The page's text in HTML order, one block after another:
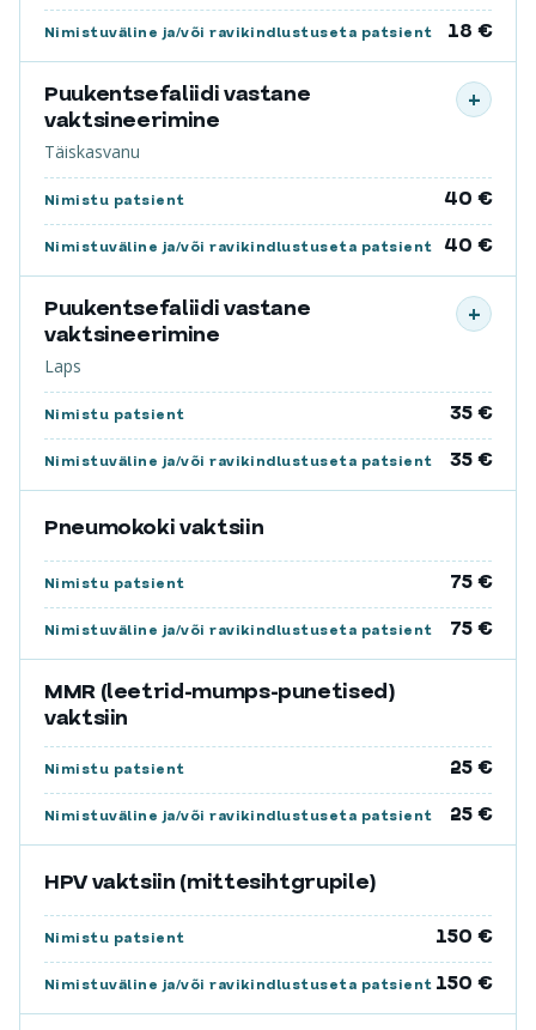
Nimistuväline ja/või ravikindlustuseta patsient 18 €
Puukentsefaliidi vastane
vaktsineerimine
Täiskasvanu
Nimistu patsient 40 €
Nimistuväline ja/või ravikindlustuseta patsient 40 €
+
Puukentsefaliidi vastane
vaktsineerimine
Laps
Nimistu patsient 35 €
Nimistuväline ja/või ravikindlustuseta patsient 35 €
+
Pneumokoki vaktsiin
Nimistu patsient 75 €
Nimistuväline ja/või ravikindlustuseta patsient 75 €
MMR (leetrid-mumps-punetised)
vaktsiin
Nimistu patsient 25 €
Nimistuväline ja/või ravikindlustuseta patsient 25 €
HPV vaktsiin (mittesihtgrupile)
Nimistu patsient 150 €
Nimistuväline ja/või ravikindlustuseta patsient 150 €